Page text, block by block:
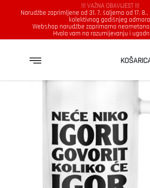
!!! VAŽNA OBAVIJEST !!!
Narudžbe zaprimljene od 31. 7. šaljemo od 17.
kolektivnog godišnjeg
Webshop narudžbe zaprimamo
Hvala vam na razumijevanju i
NEĆE NIKO IGORU GOVORIT